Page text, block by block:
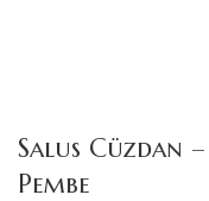
Salus Cüzdan –
Pembe